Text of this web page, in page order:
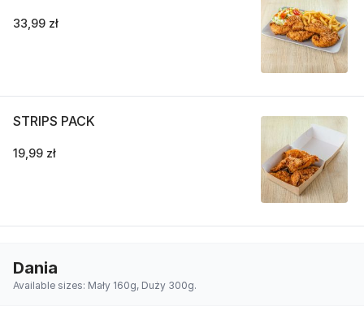
33,99 zł
STRIPS PACK
19,99 zł
Dania
Available sizes: Mały 160g, Duży 300g.